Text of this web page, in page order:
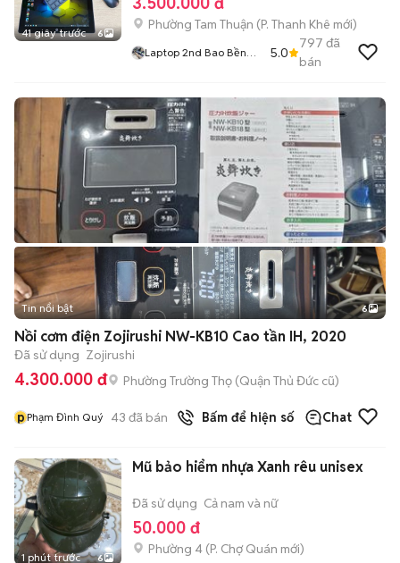
41 giây trước 6
Phường Tam Thuận (P. Thanh Khê mới)
Laptop 2nd Bao Bền
5.0
797 đã
bán
+2
Tin nổi bật 6
Nồi cơm điện Zojirushi NW-KB10 Cao tần IH, 2020
Đã sử dụng Zojirushi
4.300.000 đ Phường Trường Thọ (Quận Thủ Đức cũ)
pPhạm Đình Quý 43 đã bán Bấm để hiện số Chat
1 phút trước 6
Mũ bảo hiểm nhựa Xanh rêu unisex
Đã sử dụng Cả nam và nữ
50.000 đ
Phường 4 (P. Chợ Quán mới)